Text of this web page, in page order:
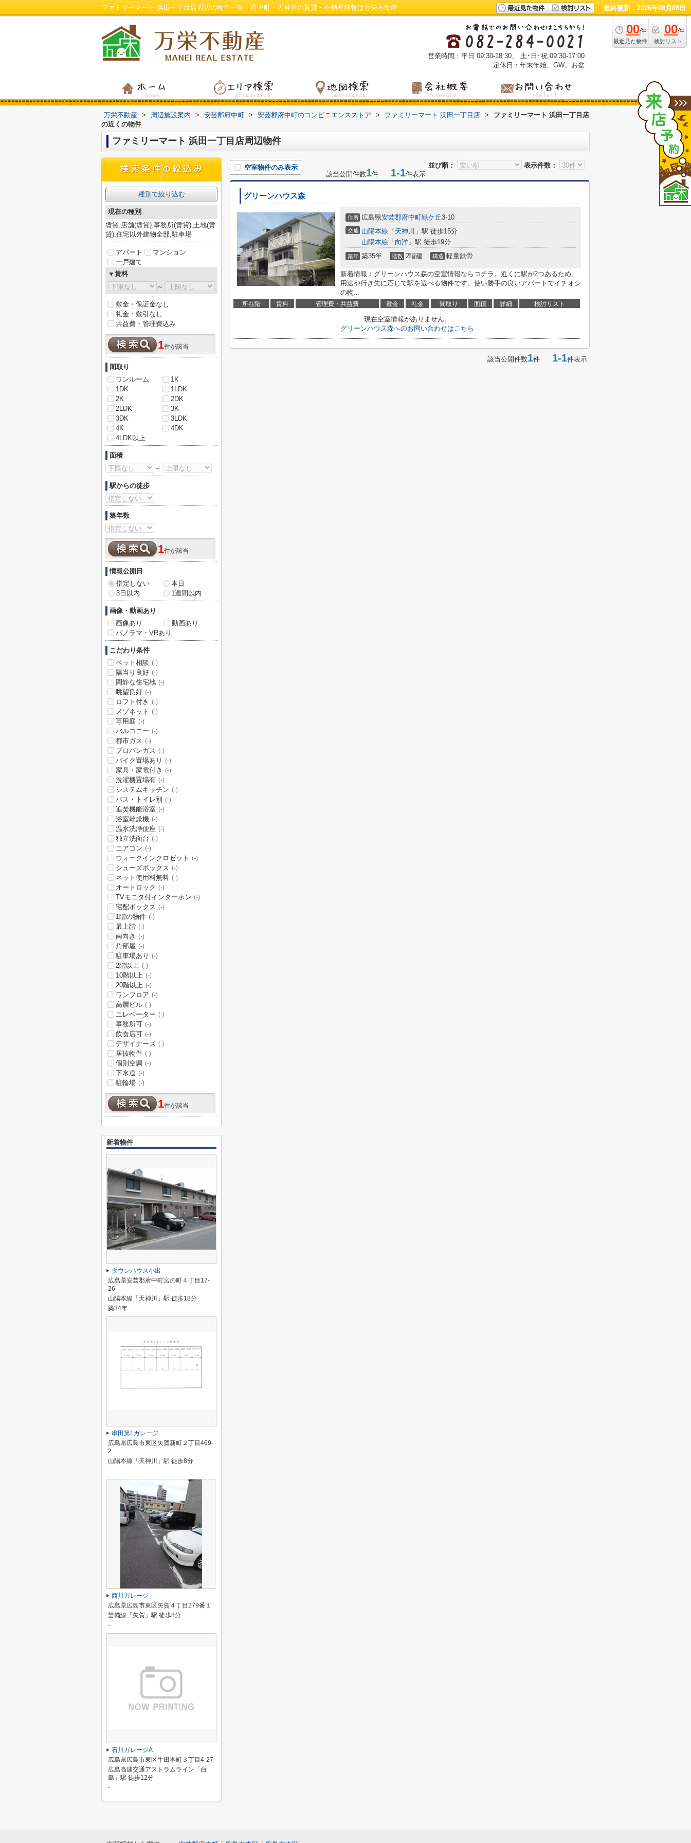
ファミリーマート 浜田一丁目店周辺の物件一覧｜府中町・天神川の賃貸・不動産情報は万栄不動産 最終更新：2026年08月08日
00件
最近見た物件
00件
検討リスト
営業時間：平日 09:30-18:30、 土･日･祝 09:30-17:00
定休日：年末年始、GW、お盆
万栄不動産 > 周辺施設案内 > 安芸郡府中町 > 安芸郡府中町のコンビニエンスストア > ファミリーマート 浜田一丁目店 >
ファミリーマート 浜田一丁目店
の近くの物件
ファミリーマート 浜田一丁目店周辺物件
並び順： 表示件数：
空室物件のみ表示
該当公開件数1件 1-1件表示
グリーンハウス森
住所 広島県安芸郡府中町緑ケ丘3-10
交通 山陽本線 「 天神川 」駅 徒歩15分
山陽本線 「 向洋 」駅 徒歩19分
築年 築35年 階数 2階建 構造 軽量鉄骨
新着情報：グリーンハウス森の空室情報ならコチラ。近くに駅が2つあるため、
用途や行き先に応じて駅を選べる物件です。使い勝手の良いアパートでイチオシ
の物...
所在階 賃料 管理費・共益費 敷金 礼金 間取り 面積 詳細 検討リスト
現在空室情報がありません。
グリーンハウス森へのお問い合わせはこちら
該当公開件数1件 1-1件表示
種別で絞り込む
現在の種別
賃貸,店舗(賃貸),事務所(賃貸),土地(賃
貸),住宅以外建物全部,駐車場
アパート
マンション
一戸建て
▼賃料
～
敷金・保証金なし
礼金・敷引なし
共益費・管理費込み
1件が該当
間取り
ワンルーム
1K
1DK
1LDK
2K
2DK
2LDK
3K
3DK
3LDK
4K
4DK
4LDK以上
面積
～
駅からの徒歩
築年数
1件が該当
情報公開日
指定しない
本日
3日以内
1週間以内
画像・動画あり
画像あり
動画あり
パノラマ・VRあり
こだわり条件
ペット相談 (-)
陽当り良好 (-)
閑静な住宅地 (-)
眺望良好 (-)
ロフト付き (-)
メゾネット (-)
専用庭 (-)
バルコニー (-)
都市ガス (-)
プロパンガス (-)
バイク置場あり (-)
家具・家電付き (-)
洗濯機置場有 (-)
システムキッチン (-)
バス・トイレ別 (-)
追焚機能浴室 (-)
浴室乾燥機 (-)
温水洗浄便座 (-)
独立洗面台 (-)
エアコン (-)
ウォークインクロゼット (-)
シューズボックス (-)
ネット使用料無料 (-)
オートロック (-)
TVモニタ付インターホン (-)
宅配ボックス (-)
1階の物件 (-)
最上階 (-)
南向き (-)
角部屋 (-)
駐車場あり (-)
2階以上 (-)
10階以上 (-)
20階以上 (-)
ワンフロア (-)
高層ビル (-)
エレベーター (-)
事務所可 (-)
飲食店可 (-)
デザイナーズ (-)
居抜物件 (-)
個別空調 (-)
下水道 (-)
駐輪場 (-)
1件が該当
新着物件
タウンハウス小出
広島県安芸郡府中町宮の町４丁目17-
26
山陽本線「天神川」駅 徒歩18分
築34年
串田第1ガレージ
広島県広島市東区矢賀新町２丁目469-
2
山陽本線「天神川」駅 徒歩8分
-
西川ガレージ
広島県広島市東区矢賀４丁目279番１
芸備線「矢賀」駅 徒歩8分
-
石川ガレージA
広島県広島市東区牛田本町３丁目4-27
広島高速交通アストラムライン「白
島」駅 徒歩12分
-